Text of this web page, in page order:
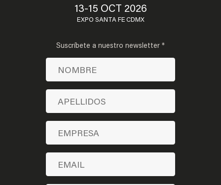
13-15 OCT 2026
EXPO SANTA FE CDMX
Suscríbete a nuestro newsletter *